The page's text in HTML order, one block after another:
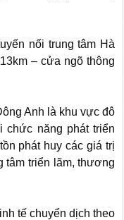
nối trung tâm Hà
– cửa ngõ thông
Anh là khu vực đô
năng phát triển
phát huy các giá trị
tâm triển lãm, thương
tế chuyển dịch theo